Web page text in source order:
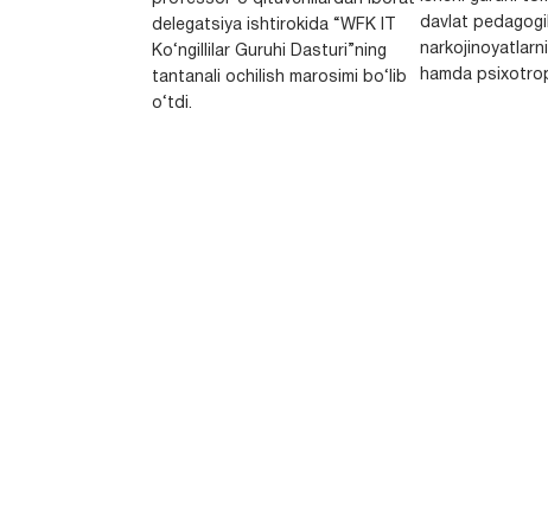
delegatsiya ishtirokida “WFK IT
Ko‘ngillilar Guruhi Dasturi”ning
tantanali ochilish marosimi bo‘lib
o‘tdi.
davlat
hamda